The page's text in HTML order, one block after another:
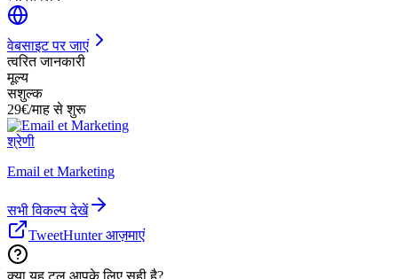
वेबसाइट पर जाएं
त्वरित जानकारी
मूल्य
सशुल्क
29€/माह से शुरू
श्रेणी
Email et Marketing
सभी विकल्प देखें
TweetHunter आज़माएं